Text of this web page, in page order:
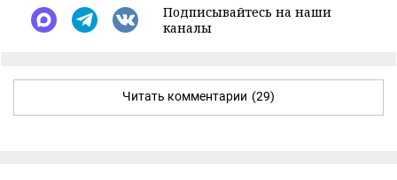
Подписывайтесь на наши
каналы
Читать комментарии (29)